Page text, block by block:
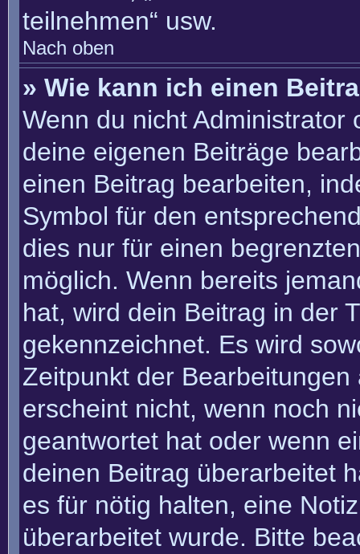
teilnehmen“ usw.
Nach oben
» Wie kann ich einen
Wenn du nicht
deine eigenen Beiträge
einen Beitrag bearbeiten,
Symbol für den
dies nur für einen
möglich. Wenn bereits
hat, wird dein Beitrag in der
gekennzeichnet. Es wird
Zeitpunkt der
erscheint nicht, wenn noch
geantwortet hat oder wenn
deinen Beitrag überarbeitet
es für nötig halten, eine
überarbeitet wurde. Bitte